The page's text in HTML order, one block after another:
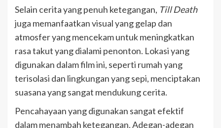
Selain cerita yang penuh ketegangan, Till Death
juga memanfaatkan visual yang gelap dan
atmosfer yang mencekam untuk meningkatkan
rasa takut yang dialami penonton. Lokasi yang
digunakan dalam film ini, seperti rumah yang
terisolasi dan lingkungan yang sepi, menciptakan
suasana yang sangat mendukung cerita.
Pencahayaan yang digunakan sangat efektif
dalam menambah ketegangan. Adegan-adegan